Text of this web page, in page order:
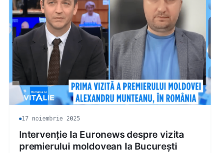
17 noiembrie 2025
Intervenție la Euronews despre vizita
premierului moldovean la București